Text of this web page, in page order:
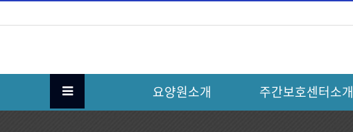
요양원소개 주간보호센터소개